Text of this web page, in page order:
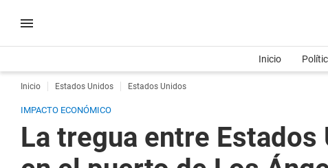
Inicio
Inicio Estados Unidos Estados Unidos
IMPACTO ECONÓMICO
La tregua entre